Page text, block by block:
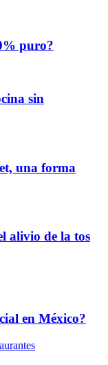
puro?
sin
una forma
alivio de la tos
en México?